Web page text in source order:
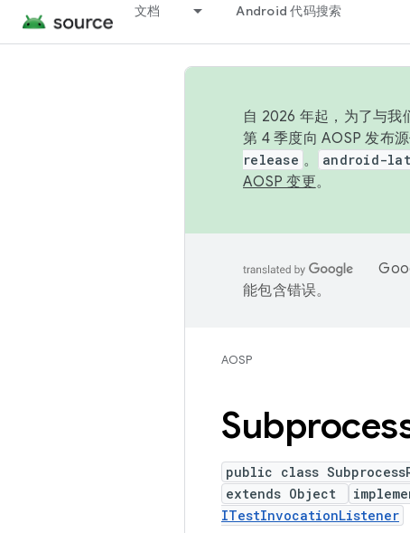
文档 Android 代码搜索
自 2026 年起，为了与我
第 4 季度向 AOSP 发布
release 。 android-
AOSP 变更。
能包含错误。
AOSP
public class
extends Object
ITestInvocationListener